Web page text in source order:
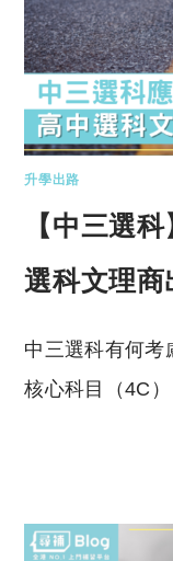
升學出路
【中三選
選科文理商
中三選科有何考
核心科目（4C